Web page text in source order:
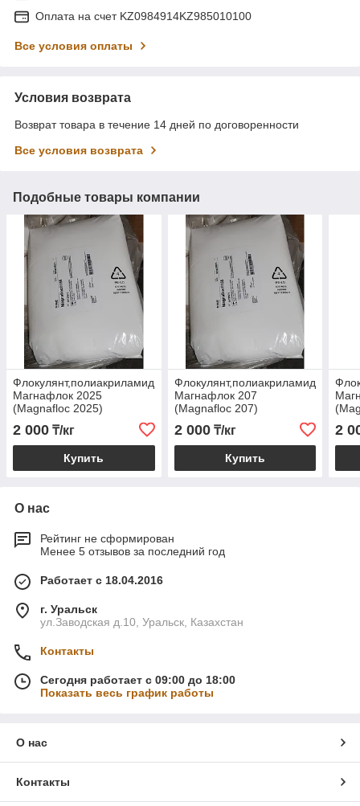
Оплата на счет KZ0984914KZ985010100
Все условия оплаты
Условия возврата
Возврат товара в течение 14 дней по договоренности
Все условия возврата
Подобные товары компании
Флокулянт,полиакриламид
Магнафлок 2025
(Magnafloc 2025)
2 000 ₸/кг
Купить
Флокулянт,полиакриламид
Магнафлок 207
(Magnafloc 207)
2 000₸/кг
Купить
2
О нас
Рейтинг не сформирован
Менее 5 отзывов за последний год
Работает с 18.04.2016
г. Уральск
ул.Заводская д.10, Уральск, Казахстан
Контакты
Сегодня работает с 09:00 до 18:00
Показать весь график работы
О нас
Контакты